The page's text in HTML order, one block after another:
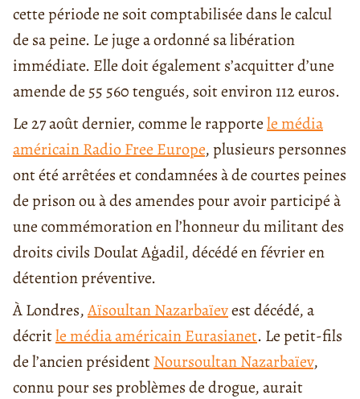
cette période ne soit comptabilisée dans le calcul
de sa peine. Le juge a ordonné sa libération
immédiate. Elle doit également s’acquitter d’une
amende de 55 560 tengués, soit environ 112 euros.
Le 27 août dernier, comme le rapportele média
américain Radio Free Europe, plusieurs personnes
ont été arrêtées et condamnées à de courtes peines
de prison ou à des amendes pour avoir participé à
une commémoration en l’honneur du militant des
droits civils Doulat Aģadil, décédé en février en
détention préventive.
À Londres,Aïsoultan Nazarbaïevest décédé, a
décritle média américain Eurasianet. Le petit-fils
de l’ancien présidentNoursoultan Nazarbaïev,
connu pour ses problèmes de drogue, aurait